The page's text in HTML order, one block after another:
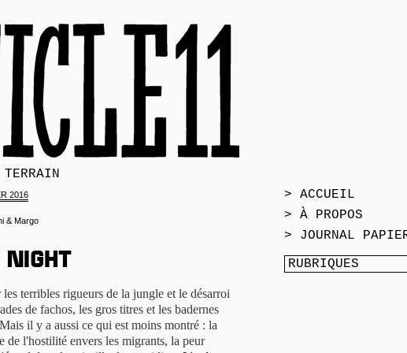
2016
& Margo
night
terribles rigueurs de la jungle et le désarroi
de fachos, les gros titres et les badernes
il y a aussi ce qui est moins montré : la
de l'hostilité envers les migrants, la peur
> ACCUEIL
> À PROPOS
> JOURNAL